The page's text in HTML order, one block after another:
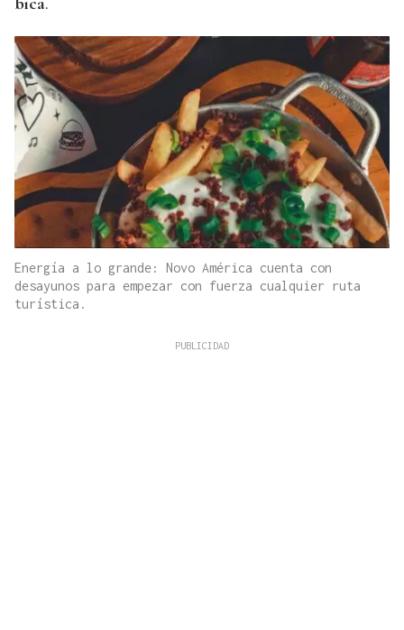
Energía a lo grande: Novo América cuenta con
desayunos para empezar con fuerza cualquier ruta
turística.